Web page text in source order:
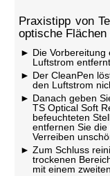
Praxistipp von
optische
Die
Luftstrom
Der CleanPen
den Luftstrom
Danach geben
TS Optical Soft
befeuchteten
entfernen Sie
Verreiben
Zum Schluss
trockenen
mit einem